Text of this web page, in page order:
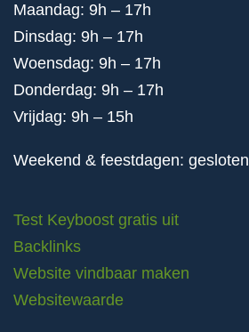
Maandag: 9h – 17h
Dinsdag: 9h – 17h
Woensdag: 9h – 17h
Donderdag: 9h – 17h
Vrijdag: 9h – 15h
Weekend & feestdagen: gesloten
Test Keyboost gratis uit
Backlinks
Website vindbaar maken
Websitewaarde